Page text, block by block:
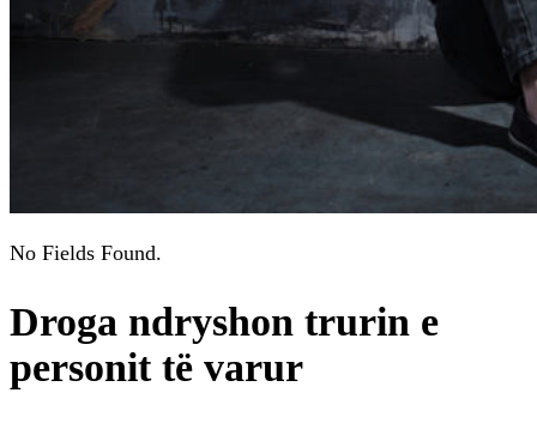
No Fields Found.
Droga ndryshon trurin e
personit të varur